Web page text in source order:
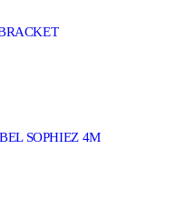
SOPHIEZ 4M